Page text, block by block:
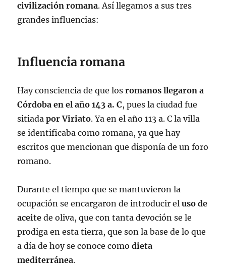
civilización romana. Así llegamos a sus tres
grandes influencias:
Influencia romana
Hay consciencia de que los romanos llegaron a
Córdoba en el año 143 a. C, pues la ciudad fue
sitiadapor Viriato. Ya en el año 113 a. C la villa
se identificaba como romana, ya que hay
escritos que mencionan que disponía de un foro
romano.
Durante el tiempo que se mantuvieron la
ocupación se encargaron de introducir eluso de
aceite de oliva, que con tanta devoción se le
prodiga en esta tierra, que son la base de lo que
a día de hoy se conoce comodieta
mediterránea.